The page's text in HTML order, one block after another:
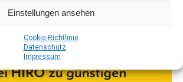
Einstellungen ansehen
Coo­kie-Richt­li­nie
Daten­schutz
Impres­sum